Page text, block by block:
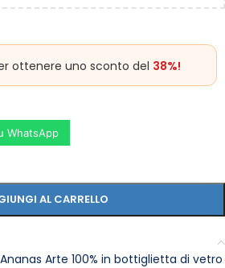
ottenere uno sconto del 38%!
AL CARRELLO
WhatsApp
Arte 100% in bottiglietta di vetro